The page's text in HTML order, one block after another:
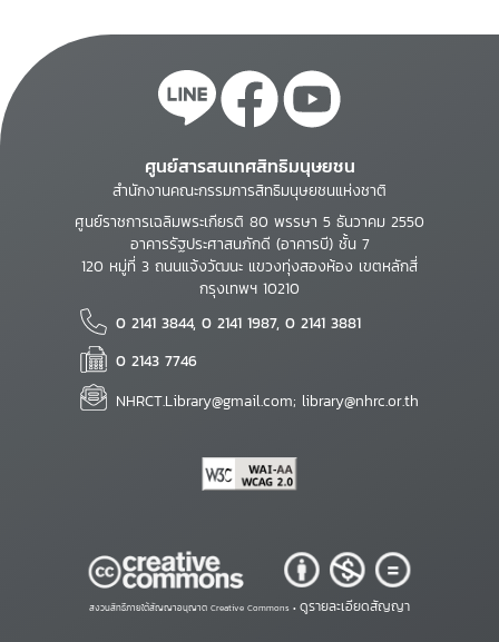
ศูนย์สารสนเทศสิทธิมนุษยชน
สำนักงานคณะกรรมการสิทธิมนุษยชนแห่งชาติ
ศูนย์ราชการเฉลิมพระเกียรติ 80 พรรษา 5 ธันวาคม 2550
อาคารรัฐประศาสนภักดี (อาคารบี) ชั้น 7
120 หมู่ที่ 3 ถนนแจ้งวัฒนะ แขวงทุ่งสองห้อง เขตหลักสี่
กรุงเทพฯ 10210
0 2141 3844, 0 2141 1987, 0 2141 3881
0 2143 7746
NHRCT.Library@gmail.com; library@nhrc.or.th
สงวนสิทธิ์ภายใต้สัญญาอนุญาต Creative Commons • ดูรายละเอียดสัญญา